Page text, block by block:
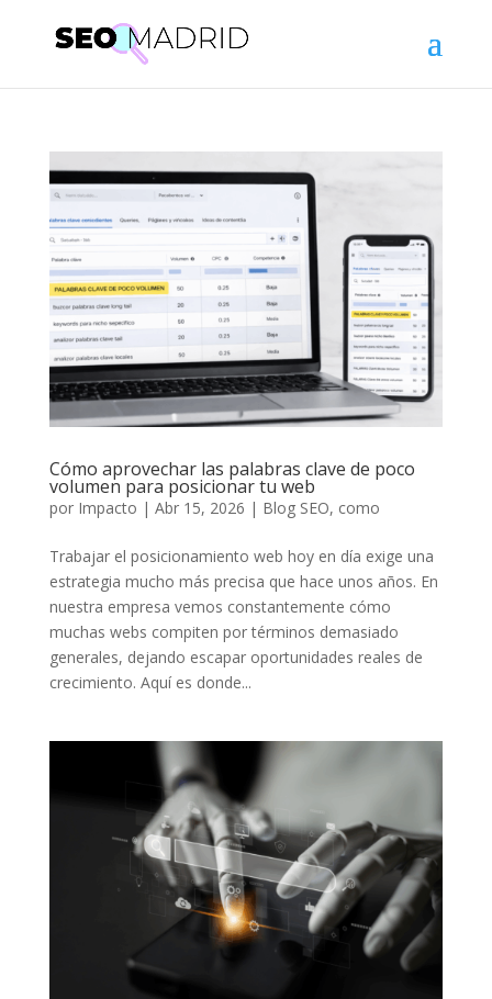
Cómo aprovechar las palabras clave de poco
volumen para posicionar tu web
por Impacto | Abr 15, 2026 | Blog SEO, como
Trabajar el posicionamiento web hoy en día exige una
estrategia mucho más precisa que hace unos años. En
nuestra empresa vemos constantemente cómo
muchas webs compiten por términos demasiado
generales, dejando escapar oportunidades reales de
crecimiento. Aquí es donde...